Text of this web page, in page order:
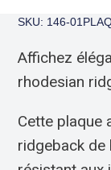
SKU: 146-
Affichez
rhodesian
Cette plaque
ridgeback de